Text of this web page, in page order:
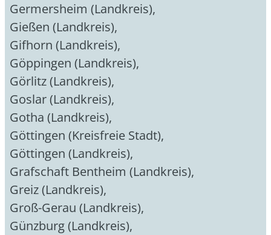
Germersheim (Landkreis),
Gießen (Landkreis),
Gifhorn (Landkreis),
Göppingen (Landkreis),
Görlitz (Landkreis),
Goslar (Landkreis),
Gotha (Landkreis),
Göttingen (Kreisfreie Stadt),
Göttingen (Landkreis),
Grafschaft Bentheim (Landkreis),
Greiz (Landkreis),
Groß-Gerau (Landkreis),
Günzburg (Landkreis),